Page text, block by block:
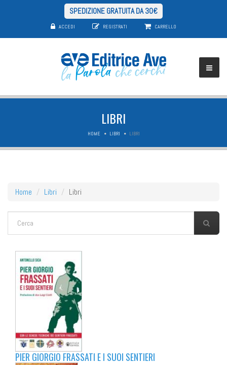
SPEDIZIONE GRATUITA DA 30€
ACCEDI REGISTRATI CARRELLO
LIBRI
HOME LIBRI LIBRI
Home Libri Libri
FORM DI RICERCA
PIER GIORGIO FRASSATI E I SUOI SENTIERI